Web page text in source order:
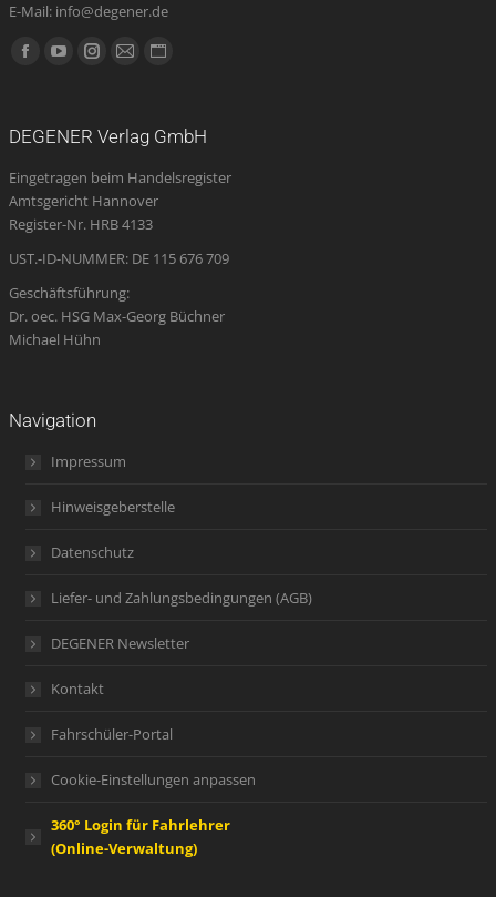
E-Mail: info@degener.de
Finden Sie uns auf:
Facebook
new
window
YouTube
new
window
Instagram
new
window
E-
opens
in
new
Website
new
DEGENER Verlag GmbH
Eingetragen beim Handelsregister
Amtsgericht Hannover
Register-Nr. HRB 4133
UST.-ID-NUMMER: DE 115 676 709
Geschäftsführung:
Dr. oec. HSG Max-Georg Büchner
Michael Hühn
Navigation
Impressum
Hinweisgeberstelle
Datenschutz
Liefer- und Zahlungsbedingungen (AGB)
DEGENER Newsletter
Kontakt
Fahrschüler-Portal
Cookie-Einstellungen anpassen
360° Login für Fahrlehrer
(Online-Verwaltung)